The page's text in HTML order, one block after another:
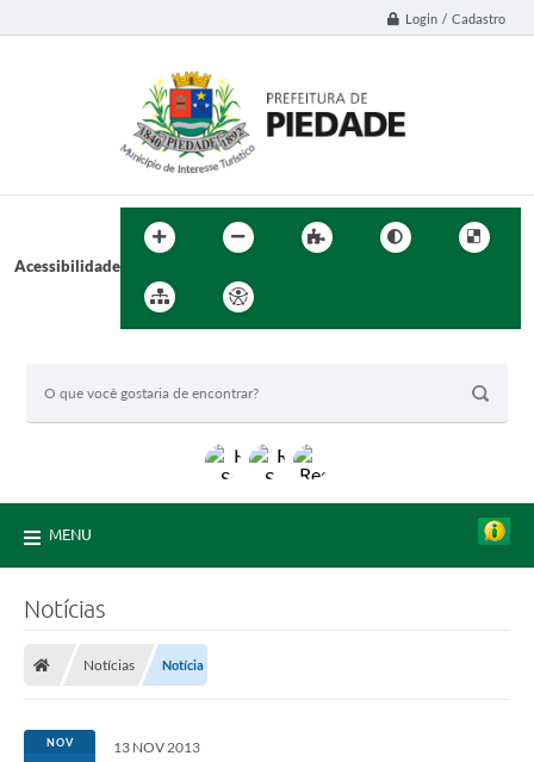
Login / Cadastro
Acessibilidade
MENU
Notícias
Notícias Notícia
NOV 13 NOV 2013